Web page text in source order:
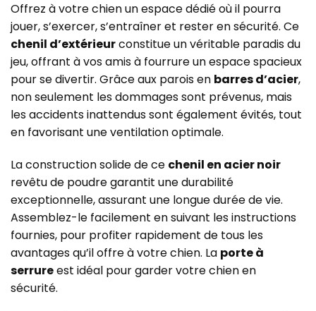
Offrez à votre chien un espace dédié où il pourra
jouer, s’exercer, s’entraîner et rester en sécurité. Ce
chenil d’extérieurconstitue un véritable paradis du
jeu, offrant à vos amis à fourrure un espace spacieux
pour se divertir. Grâce aux parois en barres d’acier,
non seulement les dommages sont prévenus, mais
les accidents inattendus sont également évités, tout
en favorisant une ventilation optimale.
La construction solide de ce chenil en acier noir
revêtu de poudre garantit une durabilité
exceptionnelle, assurant une longue durée de vie.
Assemblez-le facilement en suivant les instructions
fournies, pour profiter rapidement de tous les
avantages qu’il offre à votre chien. La porte à
serrureest idéal pour garder votre chien en
sécurité.